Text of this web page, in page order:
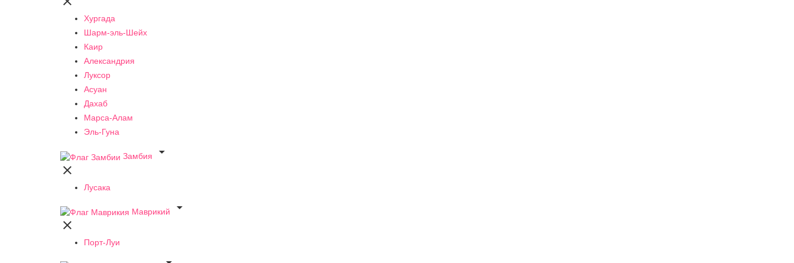
Хургада
Шарм-эль-Шейх
Каир
Александрия
Луксор
Асуан
Дахаб
Марса-Алам
Эль-Гуна
Замбия


Лусака
Маврикий


Порт-Луи